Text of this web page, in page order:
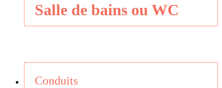
Salle de bains ou WC
Conduits